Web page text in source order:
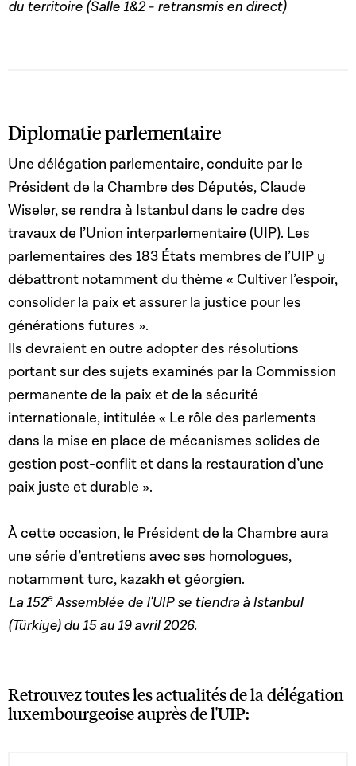
du territoire (Salle 1&2 - retransmis en direct)
Diplomatie parlementaire
Une délégation parlementaire, conduite par le
Président de la Chambre des Députés, Claude
Wiseler, se rendra à Istanbul dans le cadre des
travaux de l’Union interparlementaire (UIP). Les
parlementaires des 183 États membres de l’UIP y
débattront notamment du thème « Cultiver l’espoir,
consolider la paix et assurer la justice pour les
générations futures ».
Ils devraient en outre adopter des résolutions
portant sur des sujets examinés par la Commission
permanente de la paix et de la sécurité
internationale, intitulée « Le rôle des parlements
dans la mise en place de mécanismes solides de
gestion post-conflit et dans la restauration d’une
paix juste et durable ».
À cette occasion, le Président de la Chambre aura
une série d’entretiens avec ses homologues,
notamment turc, kazakh et géorgien.
La 152eAssemblée de l'UIP se tiendra à Istanbul
(Türkiye) du 15 au 19 avril 2026.
Retrouvez toutes les actualités de la délégation
luxembourgeoise auprès de l'UIP: